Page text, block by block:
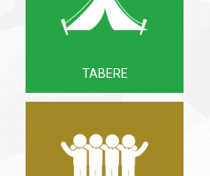
TABERE